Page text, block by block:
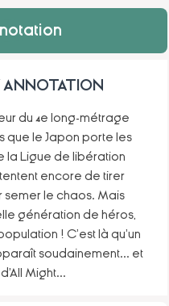
ANNOTATION
du 4e long-métrage
que le Japon porte les
la Ligue de libération
encore de tirer
le chaos. Mais
génération de héros,
! C'est là qu'un
soudainement... et
Might...